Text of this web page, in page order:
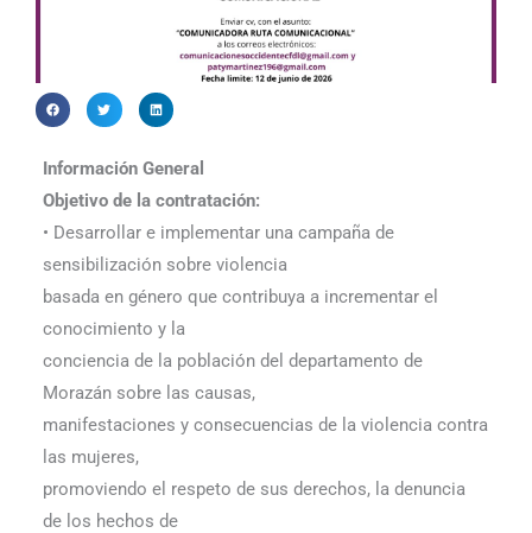
Información General
Objetivo de la contratación:
• Desarrollar e implementar una campaña de
sensibilización sobre violencia
basada en género que contribuya a incrementar el
conocimiento y la
conciencia de la población del departamento de
Morazán sobre las causas,
manifestaciones y consecuencias de la violencia contra
las mujeres,
promoviendo el respeto de sus derechos, la denuncia
de los hechos de